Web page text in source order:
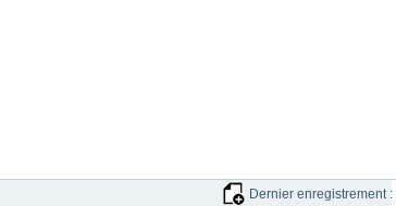
Dernier enregistrement :